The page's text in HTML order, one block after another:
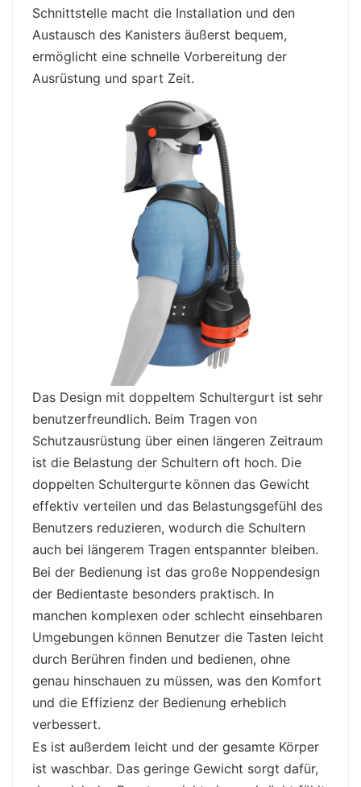
Schnittstelle macht die Installation und den
Austausch des Kanisters äußerst bequem,
ermöglicht eine schnelle Vorbereitung der
Ausrüstung und spart Zeit.
Das Design mit doppeltem Schultergurt ist sehr
benutzerfreundlich. Beim Tragen von
Schutzausrüstung über einen längeren Zeitraum
ist die Belastung der Schultern oft hoch. Die
doppelten Schultergurte können das Gewicht
effektiv verteilen und das Belastungsgefühl des
Benutzers reduzieren, wodurch die Schultern
auch bei längerem Tragen entspannter bleiben.
Bei der Bedienung ist das große Noppendesign
der Bedientaste besonders praktisch. In
manchen komplexen oder schlecht einsehbaren
Umgebungen können Benutzer die Tasten leicht
durch Berühren finden und bedienen, ohne
genau hinschauen zu müssen, was den Komfort
und die Effizienz der Bedienung erheblich
verbessert.
Es ist außerdem leicht und der gesamte Körper
ist waschbar. Das geringe Gewicht sorgt dafür,